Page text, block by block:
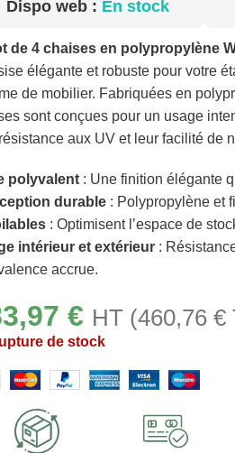
Dispo web : En stock
de 4 chaises en polypropylène
élégante et robuste pour votre
de mobilier. Fabriquées en
sont conçues pour un usage
aux UV et leur facilité de
polyvalent : Une finition élégante
durable : Polypropylène et
: Optimisent l’espace de
intérieur et extérieur :
accrue.
€ HT (460,76€
de stock